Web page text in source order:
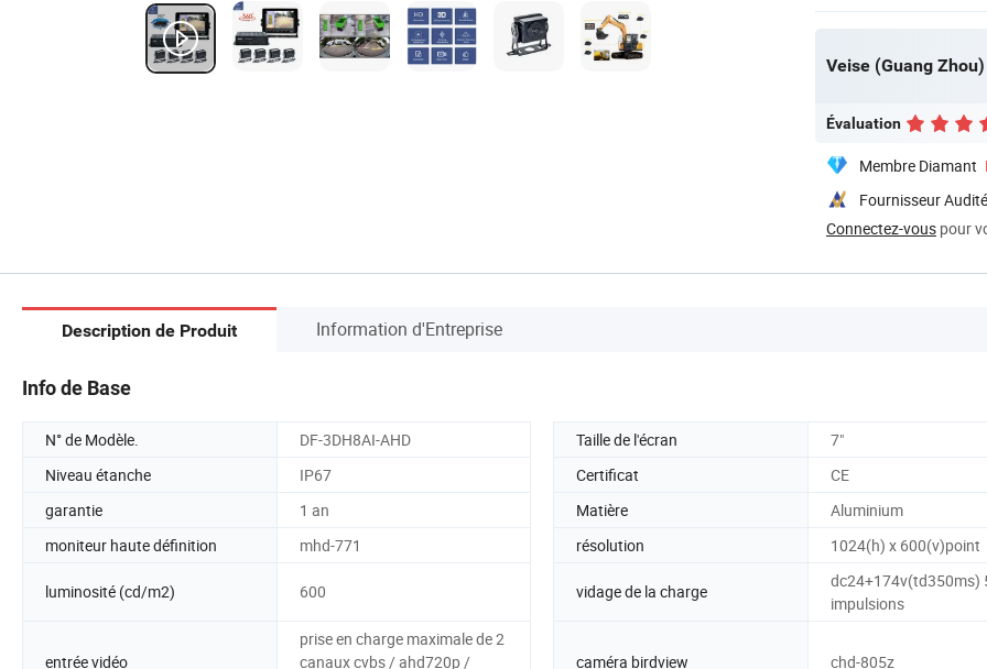
Veise (Guang
Évaluation
Membre Diamant
Fournisseur Audité
Connectez-vous pour
Description de Produit Information d'Entreprise
Info de Base
N° de Modèle. DF-3DH8AI-AHD Taille de l'écran
7"
Niveau étanche
IP67 Certificat
CE
garantie
1 an Matière
Aluminium
moniteur haute définition
mhd-771 résolution 1024(h) x 600(v)point
luminosité (cd/m2) 600 vidage de la charge
dc24+174v(td350ms)
impulsions
entrée vidéo
prise en charge maximale de 2
canaux cvbs / ahd720p /
caméra birdview chd-805z